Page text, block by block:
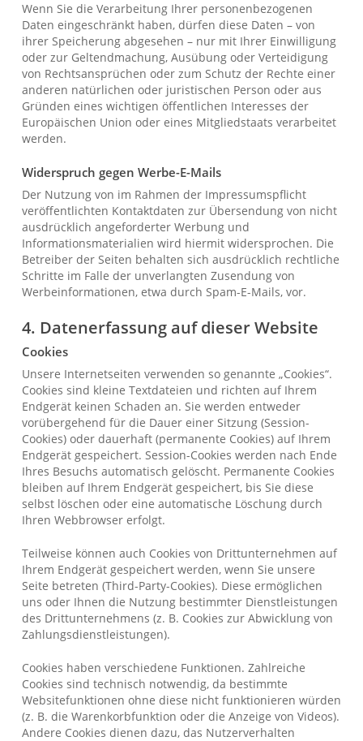
Wenn Sie die Verarbeitung Ihrer personenbezogenen
Daten eingeschränkt haben, dürfen diese Daten – von
ihrer Speicherung abgesehen – nur mit Ihrer Einwilligung
oder zur Geltendmachung, Ausübung oder Verteidigung
von Rechtsansprüchen oder zum Schutz der Rechte einer
anderen natürlichen oder juristischen Person oder aus
Gründen eines wichtigen öffentlichen Interesses der
Europäischen Union oder eines Mitgliedstaats verarbeitet
werden.
Widerspruch gegen Werbe-E-Mails
Der Nutzung von im Rahmen der Impressumspflicht
veröffentlichten Kontaktdaten zur Übersendung von nicht
ausdrücklich angeforderter Werbung und
Informationsmaterialien wird hiermit widersprochen. Die
Betreiber der Seiten behalten sich ausdrücklich rechtliche
Schritte im Falle der unverlangten Zusendung von
Werbeinformationen, etwa durch Spam-E-Mails, vor.
4. Datenerfassung auf dieser Website
Cookies
Unsere Internetseiten verwenden so genannte „Cookies“.
Cookies sind kleine Textdateien und richten auf Ihrem
Endgerät keinen Schaden an. Sie werden entweder
vorübergehend für die Dauer einer Sitzung (Session-
Cookies) oder dauerhaft (permanente Cookies) auf Ihrem
Endgerät gespeichert. Session-Cookies werden nach Ende
Ihres Besuchs automatisch gelöscht. Permanente Cookies
bleiben auf Ihrem Endgerät gespeichert, bis Sie diese
selbst löschen oder eine automatische Löschung durch
Ihren Webbrowser erfolgt.
Teilweise können auch Cookies von Drittunternehmen auf
Ihrem Endgerät gespeichert werden, wenn Sie unsere
Seite betreten (Third-Party-Cookies). Diese ermöglichen
uns oder Ihnen die Nutzung bestimmter Dienstleistungen
des Drittunternehmens (z. B. Cookies zur Abwicklung von
Zahlungsdienstleistungen).
Cookies haben verschiedene Funktionen. Zahlreiche
Cookies sind technisch notwendig, da bestimmte
Websitefunktionen ohne diese nicht funktionieren würden
(z. B. die Warenkorbfunktion oder die Anzeige von Videos).
Andere Cookies dienen dazu, das Nutzerverhalten